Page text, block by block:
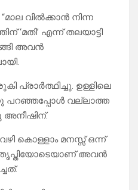
വിൽക്കാൻ നിന്ന
‘മതി’ എന്ന് തലയാട്ടി
അവൻ
പ്രാർത്ഥിച്ചു. ഉള്ളിലെ
പറഞ്ഞപ്പോൾ വല്ലാത്ത
കൊള്ളാം മനസ്സ് ഒന്ന്
അവൻ